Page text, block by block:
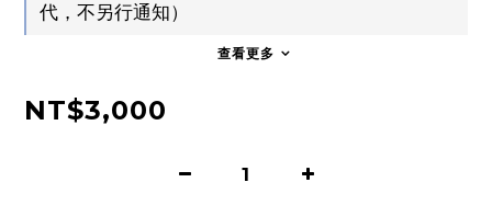
代，不另行通知）
查看更多
NT$3,000